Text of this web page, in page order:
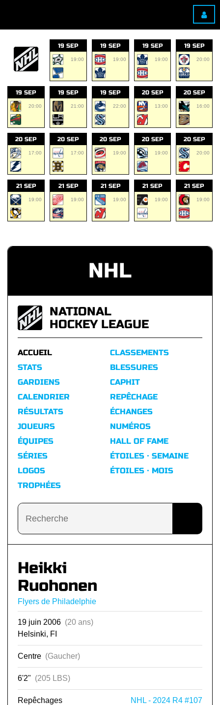
19 SEP
19:00
19 SEP
19:00
19 SEP
19:00
19 SEP
20:00
19 SEP
20:00
19 SEP
21:00
19 SEP
22:00
20 SEP
13:00
20 SEP
16:00
20 SEP
17:00
20 SEP
17:00
20 SEP
19:00
20 SEP
19:00
20 SEP
20:00
21 SEP
19:00
21 SEP
19:00
21 SEP
19:00
21 SEP
19:00
21 SEP
19:00
NHL
NATIONAL
HOCKEY LEAGUE
ACCUEIL
STATS
GARDIENS
CALENDRIER
RÉSULTATS
CLASSEMENTS
BLESSURES
CAPHIT
REPÊCHAGE
ÉCHANGES
JOUEURS
ÉQUIPES
SÉRIES
LOGOS
TROPHÉES
NUMÉROS
HALL OF FAME
ÉTOILES · SEMAINE
ÉTOILES · MOIS
Heikki
Ruohonen
Flyers de Philadelphie
19 juin 2006 (20 ans)
Helsinki, FI
Centre (Gaucher)
6'2" (205 LBS)
Repêchages NHL - 2024 R4 #107